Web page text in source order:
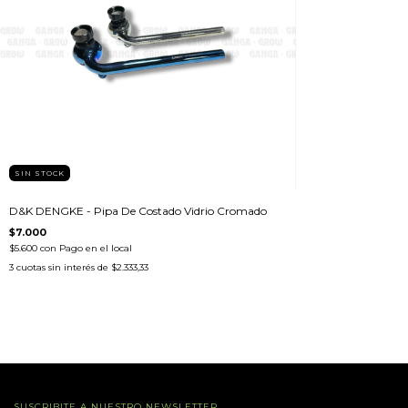
SIN STOCK
D&K DENGKE - Pipa De Costado Vidrio Cromado
$7.000
$5.600 con Pago en el local
3 cuotas sin interés de $2.333,33